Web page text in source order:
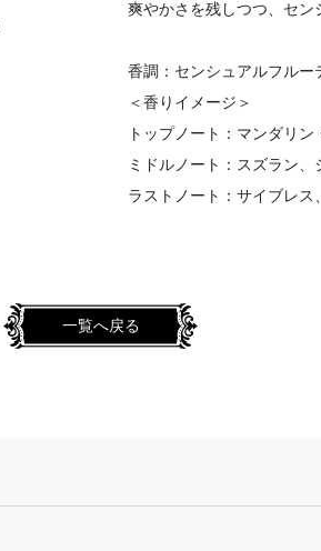
爽やかさを残しつつ、セン
香調：センシュアルフルー
＜香りイメージ＞
トップノート：マンダリ
ミドルノート：スズラン
ラストノート：サイブレス
一覧へ戻る